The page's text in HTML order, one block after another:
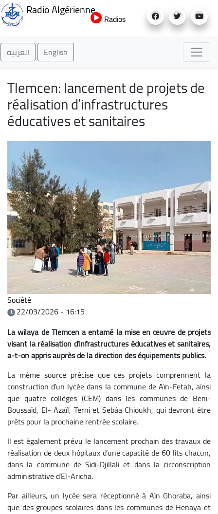
au
Radio Algérienne
Radios
العربية English
Tlemcen: lancement de projets de
réalisation d’infrastructures
éducatives et sanitaires
Société
22/03/2026 - 16:15
La wilaya de Tlemcen a entamé la mise en œuvre de projets
visant la réalisation d’infrastructures éducatives et sanitaires,
a-t-on appris auprès de la direction des équipements publics.
La même source précise que ces projets comprennent la
construction d’un lycée dans la commune de Aïn-Fetah, ainsi
que quatre collèges (CEM) dans les communes de Beni-
Boussaïd, El- Azaïl, Terni et Sebâa Chioukh, qui devront être
prêts pour la prochaine rentrée scolaire.
Il est également prévu le lancement prochain des travaux de
réalisation de deux hôpitaux d’une capacité de 60 lits chacun,
dans la commune de Sidi-Djillali et dans la circonscription
administrative d’El-Aricha.
Par ailleurs, un lycée sera réceptionné à Aïn Ghoraba, ainsi
que des groupes scolaires dans les communes de Henaya et